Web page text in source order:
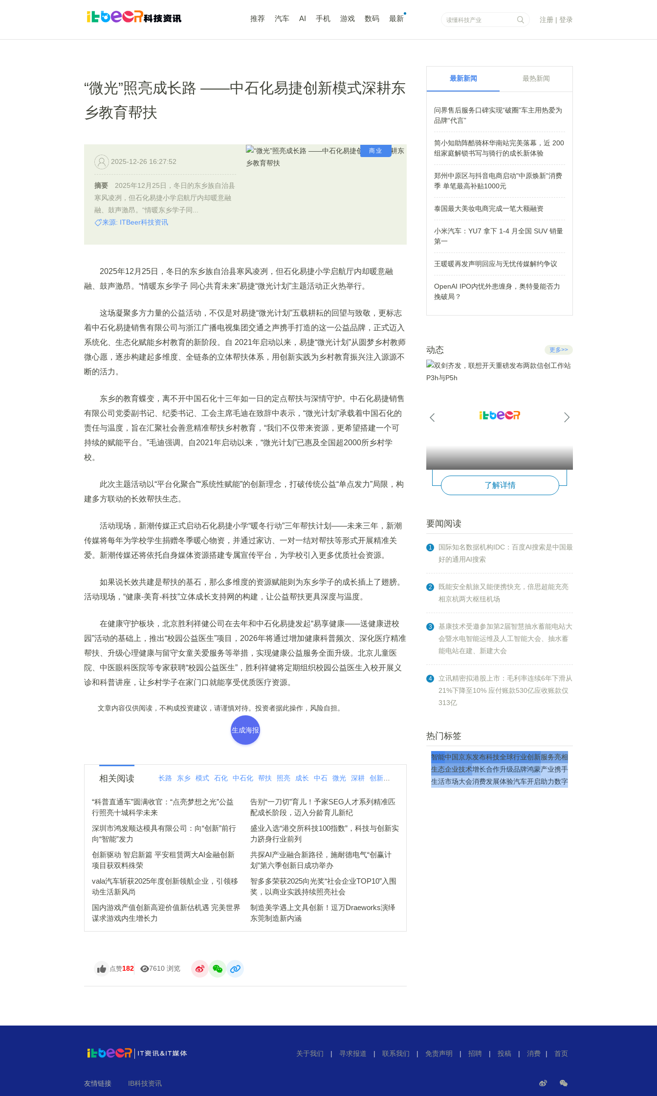
推荐 汽车 AI 手机 游戏 数码 最新 注册 | 登录
“微光”照亮成长路 ——中石化易捷创新模式深耕东
乡教育帮扶
商业
2025-12-26 16:27:52
摘要
2025年12月25日，冬日的东乡族自治县
寒风凌冽，但石化易捷小学启航厅内却暖意融
融、鼓声激昂。“情暖东乡学子同...
来源: ITBeer科技资讯
2025年12月25日，冬日的东乡族自治县寒风凌冽，但石化易捷小学启航厅内却暖意融
融、鼓声激昂。“情暖东乡学子 同心共育未来”易捷“微光计划”主题活动正火热举行。
这场凝聚多方力量的公益活动，不仅是对易捷“微光计划”五载耕耘的回望与致敬，更标志
着中石化易捷销售有限公司与浙江广播电视集团交通之声携手打造的这一公益品牌，正式迈入
系统化、生态化赋能乡村教育的新阶段。自 2021年启动以来，易捷“微光计划”从圆梦乡村教师
微心愿，逐步构建起多维度、全链条的立体帮扶体系，用创新实践为乡村教育振兴注入源源不
断的活力。
东乡的教育蝶变，离不开中国石化十三年如一日的定点帮扶与深情守护。中石化易捷销售
有限公司党委副书记、纪委书记、工会主席毛迪在致辞中表示，“微光计划”承载着中国石化的
责任与温度，旨在汇聚社会善意精准帮扶乡村教育，“我们不仅带来资源，更希望搭建一个可
持续的赋能平台。”毛迪强调。自2021年启动以来，“微光计划”已惠及全国超2000所乡村学
校。
此次主题活动以“平台化聚合”“系统性赋能”的创新理念，打破传统公益“单点发力”局限，构
建多方联动的长效帮扶生态。
活动现场，新潮传媒正式启动石化易捷小学“暖冬行动”三年帮扶计划——未来三年，新潮
传媒将每年为学校学生捐赠冬季暖心物资，并通过家访、一对一结对帮扶等形式开展精准关
爱。新潮传媒还将依托自身媒体资源搭建专属宣传平台，为学校引入更多优质社会资源。
如果说长效共建是帮扶的基石，那么多维度的资源赋能则为东乡学子的成长插上了翅膀。
活动现场，“健康-美育-科技”立体成长支持网的构建，让公益帮扶更具深度与温度。
在健康守护板块，北京胜利祥健公司在去年和中石化易捷发起“易享健康——送健康进校
园”活动的基础上，推出“校园公益医生”项目，2026年将通过增加健康科普频次、深化医疗精准
帮扶、升级心理健康与留守女童关爱服务等举措，实现健康公益服务全面升级。北京儿童医
院、中医眼科医院等专家获聘“校园公益医生”，胜利祥健将定期组织校园公益医生入校开展义
诊和科普讲座，让乡村学子在家门口就能享受优质医疗资源。
文章内容仅供阅读，不构成投资建议，请谨慎对待。投资者据此操作，风险自担。
生成海报
相关阅读 长路 东乡 模式 石化 中石化 帮扶 照亮 成长 中石 微光 深耕 创新
“科普直通车”圆满收官：“点亮梦想之光”公益
行照亮十城科学未来
告别“一刀切”育儿！予家SEG人才系列精准匹
配成长阶段，迈入分龄育儿新纪
深圳市鸿发顺达模具有限公司：向“创新”前行
向“智能”发力
盛业入选“港交所科技100指数”，科技与创新实
力跻身行业前列
创新驱动 智启新篇 平安租赁两大AI金融创新
项目获双料殊荣
共探AI产业融合新路径，施耐德电气“创赢计
划”第六季创新日成功举办
vala汽车斩获2025年度创新领航企业，引领移
动生活新风尚
智多多荣获2025向光奖“社会企业TOP10”入围
奖，以商业实践持续照亮社会
国内游戏产值创新高迎价值新估机遇 完美世界
谋求游戏内生增长力
制造美学遇上文具创新！逗万Draeworks演绎
东莞制造新内涵
点赞182 7610 浏览
最新新闻 最热新闻
问界售后服务口碑实现“破圈”车主用热爱为
品牌“代言”
简小知助阵酷骑杯华南站完美落幕，近 200
组家庭解锁书写与骑行的成长新体验
郑州中原区与抖音电商启动"中原焕新"消费
季 单笔最高补贴1000元
泰国最大美妆电商完成一笔大额融资
小米汽车：YU7 拿下 1-4 月全国 SUV 销量
第一
王暖暖再发声明回应与无忧传媒解约争议
OpenAI IPO内忧外患缠身，奥特曼能否力
挽破局？
动态 更多>>
了解详情
要闻阅读
1
国际知名数据机构IDC：百度AI搜索是中国最
好的通用AI搜索
2
既能安全航旅又能便携快充，倍思超能充亮
相京杭两大枢纽机场
3
基康技术受邀参加第2届智慧抽水蓄能电站大
会暨水电智能运维及人工智能大会、抽水蓄
能电站在建、新建大会
4
立讯精密拟港股上市：毛利率连续6年下滑从
21%下降至10% 应付账款530亿应收账款仅
313亿
热门标签
智能中国京东发布科技全球行业创新服务亮相
生态企业技术增长合作升级品牌鸿蒙产业携手
生活市场大会消费发展体验汽车开启助力数字
关于我们 | 寻求报道 | 联系我们 | 免责声明 | 招聘 | 投稿 | 消费 | 首页
友情链接 IB科技资讯